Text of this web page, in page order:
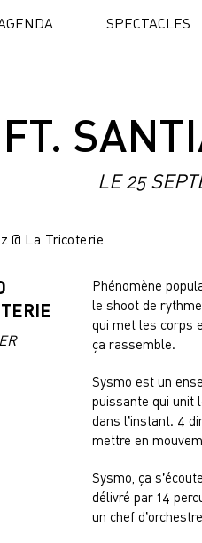
SPECTACLES
LE 25
Phénomène
le shoot de
qui met les corps
ça rassemble.
Sysmo est un
puissante qui unit
dans l’instant. 4
mettre en
Sysmo, ça
délivré par 14
un chef